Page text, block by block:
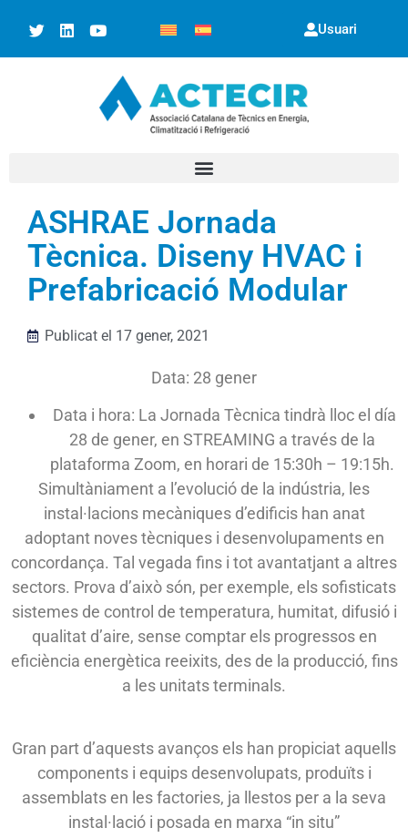
Usuari
ASHRAE Jornada
Tècnica. Diseny HVAC i
Prefabricació Modular
Publicat el 17 gener, 2021
Data: 28 gener
Data i hora: La Jornada Tècnica tindrà lloc el día
28 de gener, en STREAMING a través de la
plataforma Zoom, en horari de 15:30h – 19:15h.
Simultàniament a l’evolució de la indústria, les
instal·lacions mecàniques d’edificis han anat
adoptant noves tècniques i desenvolupaments en
concordança. Tal vegada fins i tot avantatjant a altres
sectors. Prova d’això són, per exemple, els sofisticats
sistemes de control de temperatura, humitat, difusió i
qualitat d’aire, sense comptar els progressos en
eficiència energètica reeixits, des de la producció, fins
a les unitats terminals.
Gran part d’aquests avanços els han propiciat aquells
components i equips desenvolupats, produïts i
assemblats en les factories, ja llestos per a la seva
instal·lació i posada en marxa “in situ”